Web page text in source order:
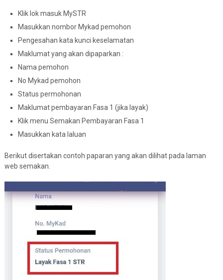
Klik lok masuk MySTR
Masukkan nombor Mykad pemohon
Pengesahan kata kunci keselamatan
Maklumat yang akan dipaparkan :
Nama pemohon
No Mykad pemohon
Status permohonan
Maklumat pembayaran Fasa 1 (jika layak)
Klik menu Semakan Pembayaran Fasa 1
Masukkan kata laluan
Berikut disertakan contoh paparan yang akan dilihat pada laman
web semakan.